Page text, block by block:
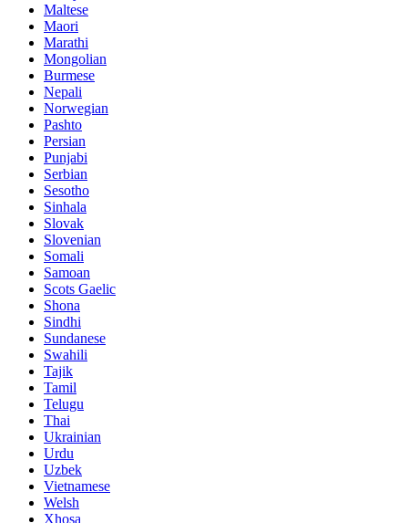
Maltese
Maori
Marathi
Mongolian
Burmese
Nepali
Norwegian
Pashto
Persian
Punjabi
Serbian
Sesotho
Sinhala
Slovak
Slovenian
Somali
Samoan
Scots Gaelic
Shona
Sindhi
Sundanese
Swahili
Tajik
Tamil
Telugu
Thai
Ukrainian
Urdu
Uzbek
Vietnamese
Welsh
Xhosa